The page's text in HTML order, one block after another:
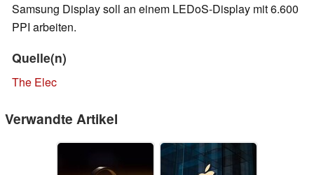
Samsung Display soll an einem LEDoS-Display mit 6.600
PPI arbeiten.
Quelle(n)
The Elec
Verwandte Artikel